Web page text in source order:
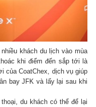
khách du lịch vào mùa
khi điểm đến sắp tới là
của CoatChex, dịch vụ giúp
bay JFK và lấy lại sau khi
du khách có thể để lại